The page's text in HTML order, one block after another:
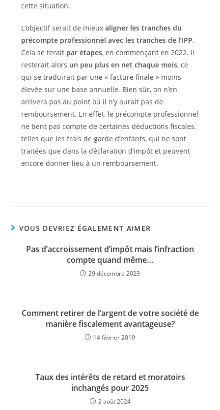
cette situation.
L’objectif serait de mieux aligner les tranches du
précompte professionnel avec les tranches de l’IPP.
Cela se ferait par étapes, en commençant en 2022. Il
resterait alors un peu plus en net chaque mois, ce
qui se traduirait par une « facture finale » moins
élevée sur une base annuelle. Bien sûr, on n’en
arrivera pas au point où il n’y aurait pas de
remboursement. En effet, le précompte professionnel
ne tient pas compte de certaines déductions fiscales,
telles que les frais de garde d’enfants, qui ne sont
traitées que dans la déclaration d’impôt et peuvent
encore donner lieu à un remboursement.
VOUS DEVRIEZ ÉGALEMENT AIMER
Pas d’accroissement d’impôt mais l’infraction
compte quand même…
29 décembre 2023
Comment retirer de l’argent de votre société de
manière fiscalement avantageuse?
14 février 2019
Taux des intérêts de retard et moratoirs
inchangés pour 2025
2 août 2024